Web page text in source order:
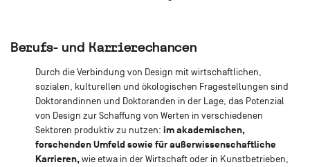
Berufs- und Karrierechancen
Durch die Verbindung von Design mit wirtschaftlichen,
sozialen, kulturellen und ökologischen Fragestellungen sind
Doktorandinnen und Doktoranden in der Lage, das Potenzial
von Design zur Schaffung von Werten in verschiedenen
Sektoren produktiv zu nutzen: im akademischen,
forschenden Umfeld sowie für außerwissenschaftliche
Karrieren,wie etwa in der Wirtschaft oder in Kunstbetrieben,